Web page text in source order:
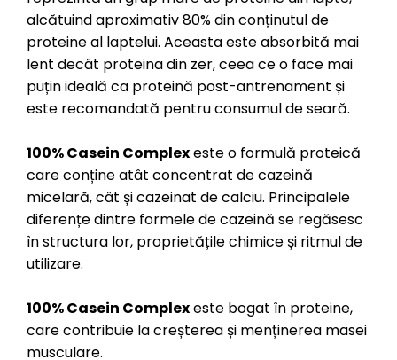
alcătuind aproximativ 80% din conținutul de
proteine al laptelui. Aceasta este absorbită mai
lent decât proteina din zer, ceea ce o face mai
puțin ideală ca proteină post-antrenament și
este recomandată pentru consumul de seară.
100% Casein Complexeste o formulă proteică
care conține atât concentrat de cazeină
micelară, cât și cazeinat de calciu. Principalele
diferențe dintre formele de cazeină se regăsesc
în structura lor, proprietățile chimice și ritmul de
utilizare.
100% Casein Complexeste bogat în proteine,
care contribuie la creșterea și menținerea masei
musculare.